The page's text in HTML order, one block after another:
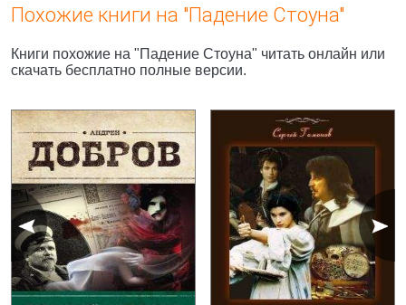
Похожие книги на "Падение Стоуна"
Книги похожие на "Падение Стоуна" читать онлайн или
скачать бесплатно полные версии.